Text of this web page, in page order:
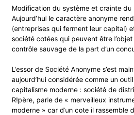
Modification du système et crainte du
Aujourd’hui le caractère anonyme
(entreprises qui ferment leur capital)
société cotées qui peuvent être l’objet
contrôle sauvage de la part d’un
L’essor de Société Anonyme s’est
aujourd’hui considérée comme un
capitalisme moderne : société de
R!père, parle de « merveilleux
moderne » car d’un cote il rassemble